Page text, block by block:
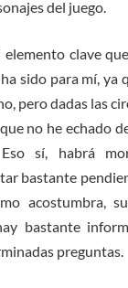
del juego.
clave
sido para mí, ya
pero dadas las
no he echado
sí, habrá
bastante
acostumbra,
bastante
preguntas.